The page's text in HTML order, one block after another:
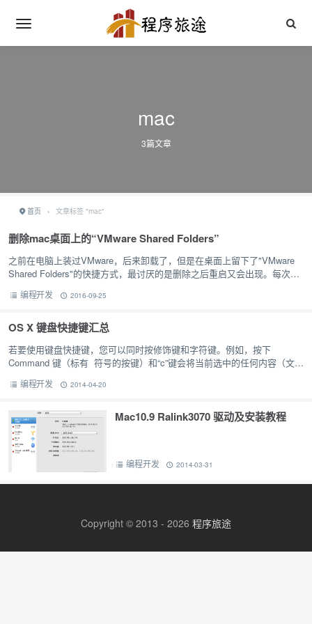
mac
3篇文章
首页 › 文章标签 "mac"
删除mac桌面上的“VMware Shared Folders”
之前在电脑上装过VMware，后来卸载了，但是在桌面上留下了"VMware
Shared Folders"的快捷方式，最讨厌的是删除之后重启又会出现。每次开
编程开发 2016-09-25
OS X 键盘快捷键汇总
若要使用键盘快捷键，您可以同时按修饰键和字符键。例如，按下
Command 键（标有 符号的按键）和“c”键会将当前选中的任何内容（文
编程开发 2014-04-20
Mac10.9 Ralink3070 驱动及安装教程
编程开发 2014-03-31
Copyright © 2013 - 2026 程序旅途